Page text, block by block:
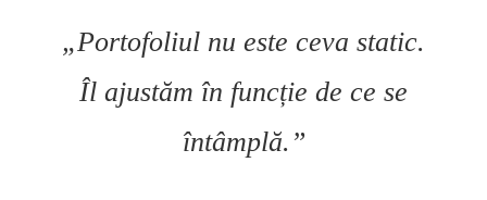
„Portofoliul nu este ceva static.
Îl ajustăm în funcție de ce se
întâmplă.”